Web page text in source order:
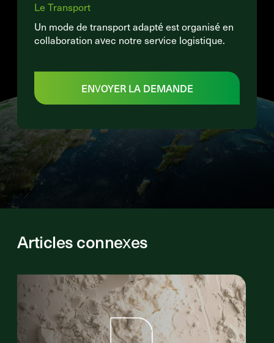
Le Transport
Un mode de transport adapté est organisé en
collaboration avec notre service logistique.
ENVOYER LA DEMANDE
Articles connexes